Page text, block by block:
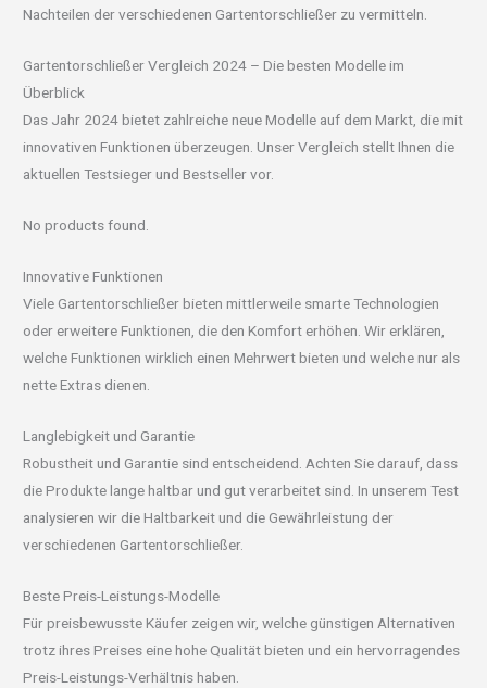
Nachteilen der verschiedenen Gartentorschließer zu vermitteln.
Gartentorschließer Vergleich 2024 – Die besten Modelle im
Überblick
Das Jahr 2024 bietet zahlreiche neue Modelle auf dem Markt, die mit
innovativen Funktionen überzeugen. Unser Vergleich stellt Ihnen die
aktuellen Testsieger und Bestseller vor.
No products found.
Innovative Funktionen
Viele Gartentorschließer bieten mittlerweile smarte Technologien
oder erweitere Funktionen, die den Komfort erhöhen. Wir erklären,
welche Funktionen wirklich einen Mehrwert bieten und welche nur als
nette Extras dienen.
Langlebigkeit und Garantie
Robustheit und Garantie sind entscheidend. Achten Sie darauf, dass
die Produkte lange haltbar und gut verarbeitet sind. In unserem Test
analysieren wir die Haltbarkeit und die Gewährleistung der
verschiedenen Gartentorschließer.
Beste Preis-Leistungs-Modelle
Für preisbewusste Käufer zeigen wir, welche günstigen Alternativen
trotz ihres Preises eine hohe Qualität bieten und ein hervorragendes
Preis-Leistungs-Verhältnis haben.